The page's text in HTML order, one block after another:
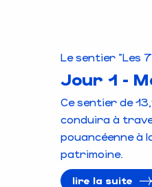
Le sentier "Les
Jour 1 -
Ce sentier de
conduira à
pouancéenne à
patrimoine.
lire la suite